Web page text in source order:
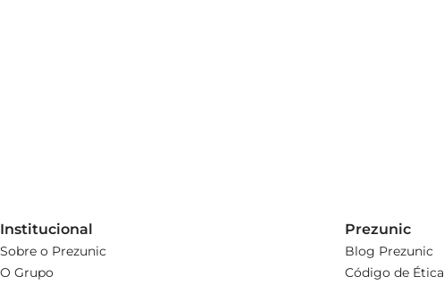
Institucional
Sobre o Prezunic
O Grupo
Prezunic
Blog Prezunic
Código de Ética